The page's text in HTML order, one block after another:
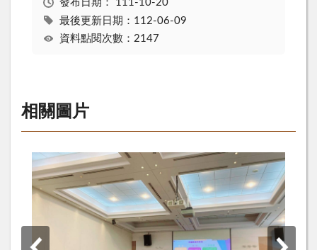
發布日期： 111-10-20
最後更新日期：112-06-09
資料點閱次數：2147
相關圖片